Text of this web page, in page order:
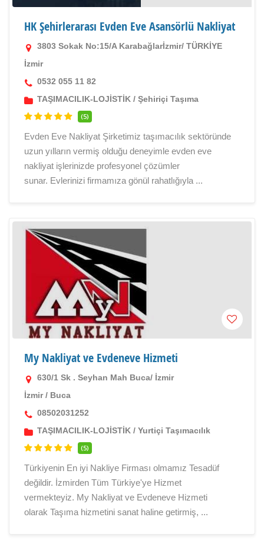
HK Şehirlerarası Evden Eve Asansörlü Nakliyat
3803 Sokak No:15/A Karabağlarİzmir/ TÜRKİYE
İzmir
0532 055 11 82
TAŞIMACILIK-LOJİSTİK / Şehiriçi Taşıma
(5)
Evden Eve Nakliyat Şirketimiz taşımacılık sektöründe
uzun yılların vermiş olduğu deneyimle evden eve
nakliyat işlerinizde profesyonel çözümler
sunar. Evlerinizi firmamıza gönül rahatlığıyla ...
My Nakliyat ve Evdeneve Hizmeti
630/1 Sk . Seyhan Mah Buca/ İzmir
İzmir/ Buca
08502031252
TAŞIMACILIK-LOJİSTİK / Yurtiçi Taşımacılık
(5)
Türkiyenin En iyi Nakliye Firması olmamız Tesadüf
değildir. İzmirden Tüm Türkiye'ye Hizmet
vermekteyiz. My Nakliyat ve Evdeneve Hizmeti
olarak Taşıma hizmetini sanat haline getirmiş, ...